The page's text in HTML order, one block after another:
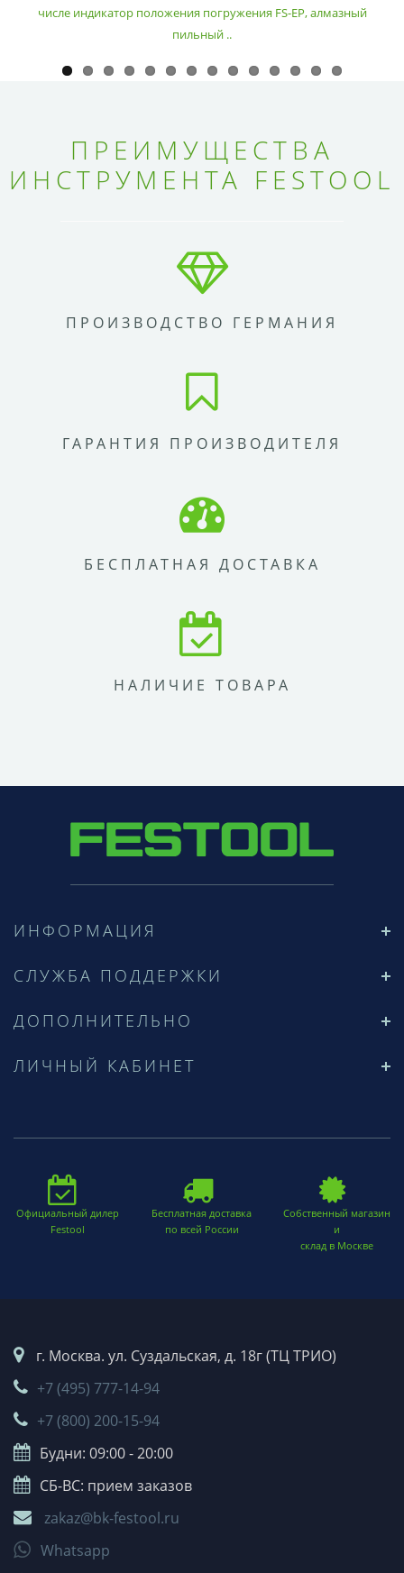
числе индикатор положения погружения FS-EP, алмазный
пильный ..
ПРЕИМУЩЕСТВА
ИНСТРУМЕНТА FESTOOL
ПРОИЗВОДСТВО ГЕРМАНИЯ
ГАРАНТИЯ ПРОИЗВОДИТЕЛЯ
БЕСПЛАТНАЯ ДОСТАВКА
НАЛИЧИЕ ТОВАРА
ИНФОРМАЦИЯ
СЛУЖБА ПОДДЕРЖКИ
ДОПОЛНИТЕЛЬНО
ЛИЧНЫЙ КАБИНЕТ
Официальный дилер
Festool
Бесплатная доставка
по всей России
Собственный магазин
и
склад в Москве
г. Москва. ул. Суздальская, д. 18г (ТЦ ТРИО)
+7 (495) 777-14-94
+7 (800) 200-15-94
Будни: 09:00 - 20:00
СБ-ВС: прием заказов
zakaz@bk-festool.ru
Whatsapp